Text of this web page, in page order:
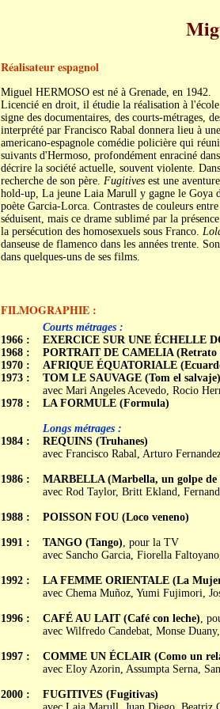
Réalisateur espagnol
Miguel HERMOSO est né à Grenade, en 1942.
Licencié en droit, il étudie la réalisation à
signe des documentaires, des courts-
interprété par Francisco Rabal donnera lieu à
americano-espagnole comédie policière qui
suivants d'Hermoso, profondément enraciné
décrire la société actuelle, souvent violente. Dans
recherche de son père. Fugitivesest une
hold-up, La jeune Laia Marull y gagne le Goya
poète Garcia-Lorca. Contrastes de couleurs
séduisent, mais ce drame sublimé par la
la persécution des homosexuels sous Franco.
danseuse de flamenco dans les années trente.
dans quelques-uns de ses films.
FILMOGRAPHIE :
1966 :
1968 :
1970 :
1973 :
1978 :
1984 :
1986 :
1988 :
1991 :
1992 :
1996 :
1997 :
2000 :
Courts métrages :
EXERCICE SUR UNE ÉCHELLE
PORTRAIT DE CAMELIA (Retrato
AFRIQUE ÉQUATORIALE
TOM LE SAUVAGE (Tom el salvaje)
avec Mari Angeles Acevedo, Rocio
LA FORMULE (Formula)
Longs métrages :
REQUINS (Truhanes)
avec Francisco Rabal, Arturo
MARBELLA (Marbella, un golpe de
avec Rod Taylor, Britt Ekland,
POISSON FOU (Loco veneno)
TANGO (Tango), pour la TV
avec Sancho Garcia, Fiorella
LA FEMME ORIENTALE (La
avec Chema Muñoz, Yumi Fujimori,
CAFÉ AU LAIT (Café con leche),
avec Wilfredo Candebat, Monse
COMME UN ÉCLAIR (Como un
avec Eloy Azorin, Assumpta Serna,
FUGITIVES (Fugitivas)